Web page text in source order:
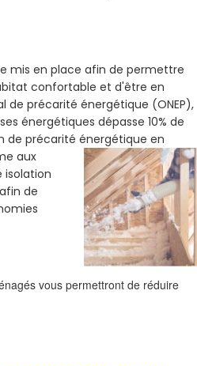
mis en place afin de permettre
confortable et d'être en
de précarité énergétique (ONEP),
énergétiques dépasse 10% de
de précarité énergétique en
aux
isolation
de
vous permettront de réduire